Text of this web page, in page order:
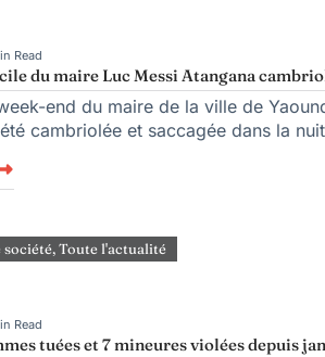
Read
du maire Luc Messi Atangana
end du maire de la ville de
cambriolée et saccagée dans la nuit
société,Toute l'actualité
Read
tuées et 7 mineures violées depuis